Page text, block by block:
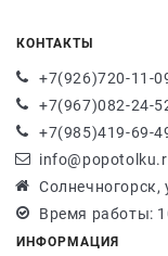
КОНТАКТЫ
+7(926)720-11-
+7(967)082-24-
+7(985)419-69-
Солнечногорск,
Время работы:
ИНФОРМАЦИЯ